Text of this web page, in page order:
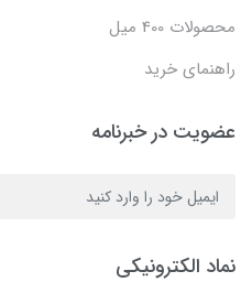
محصولات 400 میل
راهنمای خرید
عضویت در خبرنامه
نماد الکترونیکی